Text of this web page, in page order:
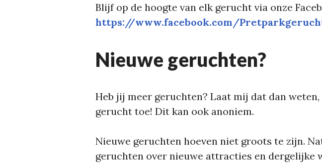
Blijf op de hoogte van elk gerucht via onze
https://www.facebook.com/
Nieuwe geruchten?
Heb jij meer geruchten? Laat mij dat dan
gerucht toe! Dit kan ook anoniem.
Nieuwe geruchten hoeven niet groots te zijn.
geruchten over nieuwe attracties en dergelijke